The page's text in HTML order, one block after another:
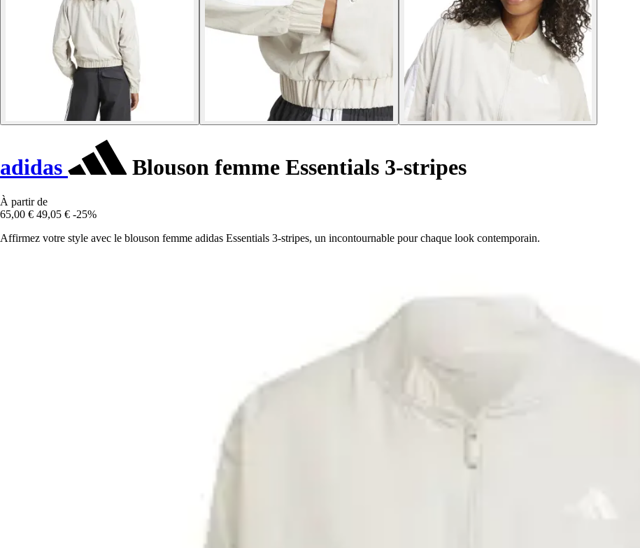
adidas Blouson femme Essentials 3-stripes
À partir de
65,00 € 49,05 € -25%
Affirmez votre style avec le blouson femme adidas Essentials 3-stripes, un incontournable pour chaque look contemporain.